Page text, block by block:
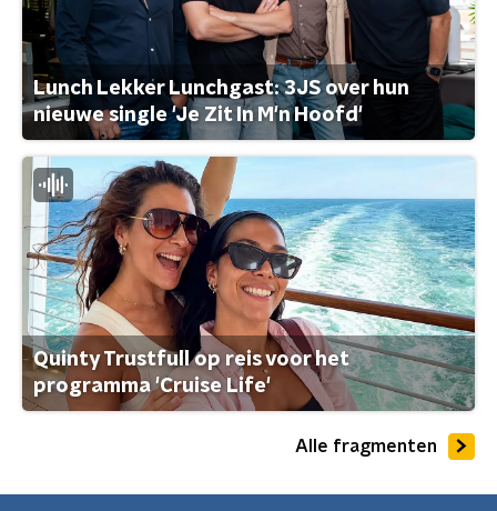
Lunch Lekker Lunchgast: 3JS over hun
nieuwe single 'Je Zit In M'n Hoofd'
Quinty Trustfull op reis voor het
programma 'Cruise Life'
Alle fragmenten